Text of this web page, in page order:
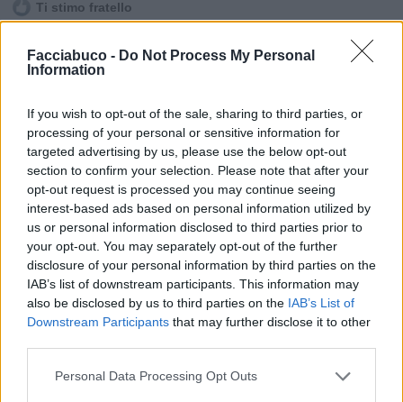
Facciabuco - Do Not Process My Personal
Information
If you wish to opt-out of the sale, sharing to third parties, or
processing of your personal or sensitive information for
targeted advertising by us, please use the below opt-out
section to confirm your selection. Please note that after your
opt-out request is processed you may continue seeing
interest-based ads based on personal information utilized by
us or personal information disclosed to third parties prior to
your opt-out. You may separately opt-out of the further
disclosure of your personal information by third parties on the
IAB’s list of downstream participants. This information may
also be disclosed by us to third parties on the IAB’s List of
Downstream Participants that may further disclose it to other
Personal Data Processing Opt Outs
Ti stimo fratello
Link
Cicciolina Biliardo Doppi Sensi Post Originali
Leggi i commenti precedenti...
GinoPaolini :
Oramai anche in Italia sono sempre di
più quelli a buca larga. Gli altri stanno scomparendo.
Cambio di mentalità? 🤨